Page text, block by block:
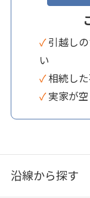
✓ 引越しのために今住んでる家を売りた
い
✓ 相続し
✓ 実家が
沿線から探す